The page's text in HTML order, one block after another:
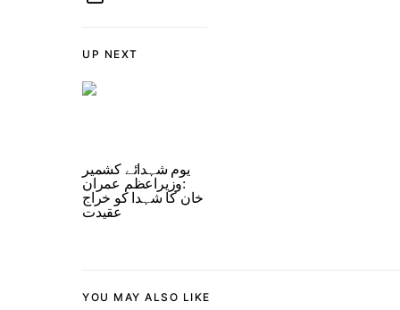
UP NEXT
یوم شہدائے کشمیر
:وزیراعظم عمران
خان کا شہدا کو خراج
عقیدت
YOU MAY ALSO LIKE